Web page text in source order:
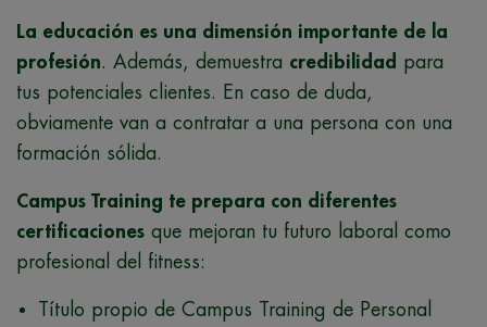
La educación es una dimensión importante de la
profesión. Además, demuestra credibilidad para
tus potenciales clientes. En caso de duda,
obviamente van a contratar a una persona con una
formación sólida.
Campus Training te prepara con diferentes
certificaciones que mejoran tu futuro laboral como
profesional del fitness:
Título propio de Campus Training de Personal